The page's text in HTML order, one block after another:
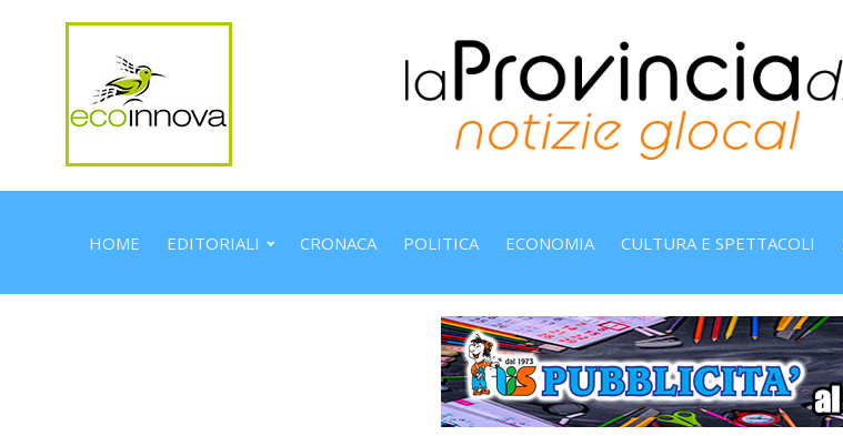
HOME EDITORIALI CRONACA POLITICA ECONOMIA CULTURA E SPETTACOLI